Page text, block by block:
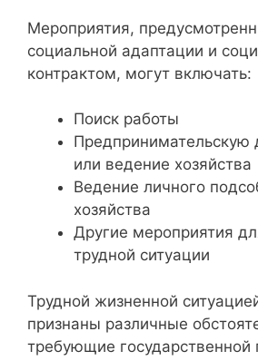
Мероприятия,
социальной адаптации и
контрактом, могут включать:
Поиск работы
Предпринимательскую
или ведение хозяйства
Ведение личного
хозяйства
Другие мероприятия
трудной ситуации
Трудной жизненной
признаны различные
требующие